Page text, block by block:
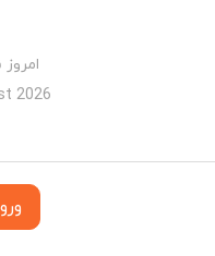
امروز شنبه
2026